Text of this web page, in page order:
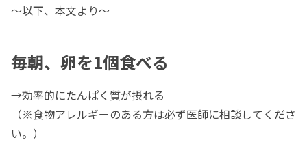
～以下、本文より～
毎朝、卵を1個食べる
→効率的にたんぱく質が摂れる
（※食物アレルギーのある方は必ず医師に相談してくださ
い。）